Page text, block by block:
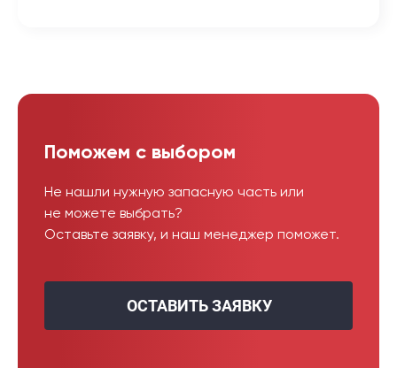
Поможем с выбором
Не нашли нужную запасную часть или
не можете выбрать?
Оставьте заявку, и наш менеджер поможет.
ОСТАВИТЬ ЗАЯВКУ